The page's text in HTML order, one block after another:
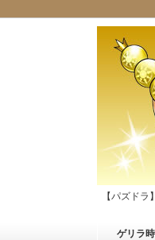
【パズド
ゲリラ